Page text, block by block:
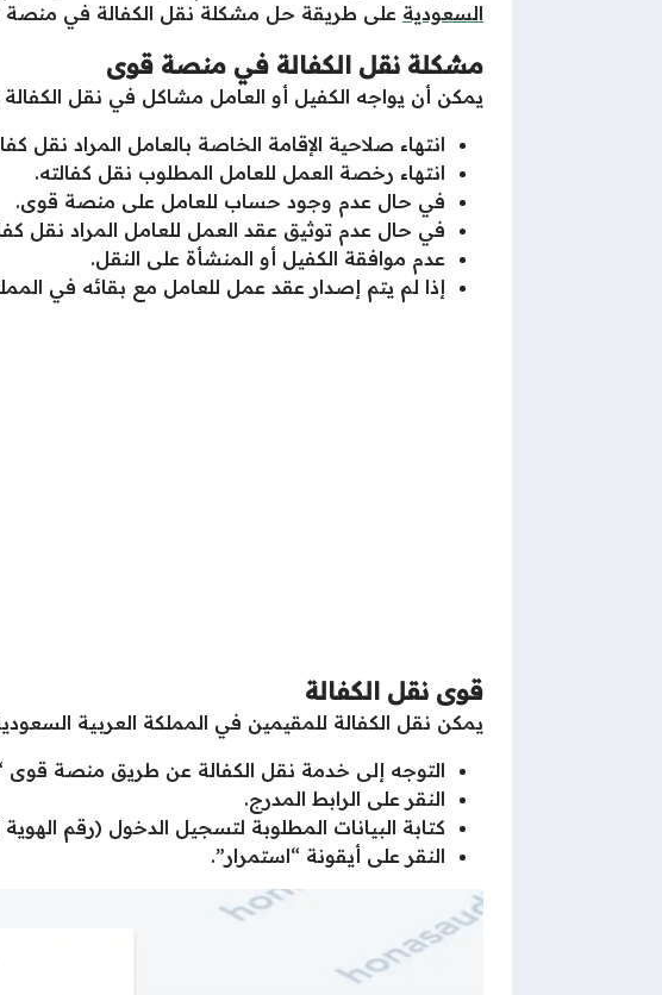
السعودية على طريقة حل مشكلة نقل الكفالة في منصة
مشكلة نقل الكفالة في منصة قوى
يمكن أن يواجه الكفيل أو العامل مشاكل في نقل
انتهاء صلاحية الإقامة الخاصة بالعامل المراد نقل
انتهاء رخصة العمل للعامل المطلوب نقل كفالته.
في حال عدم وجود حساب للعامل على منصة قوى.
في حال عدم توثيق عقد العمل للعامل المراد نقل
عدم موافقة الكفيل أو المنشأة على النقل.
إذا لم يتم إصدار عقد عمل للعامل مع بقائه في المملكة
قوى نقل الكفالة
يمكن نقل الكفالة للمقيمين في المملكة العربية
التوجه إلى خدمة نقل الكفالة عن طريق منصة قوى
النقر على الرابط المدرج.
كتابة البيانات المطلوبة لتسجيل الدخول (رقم الهوية
النقر على أيقونة “استمرار”.